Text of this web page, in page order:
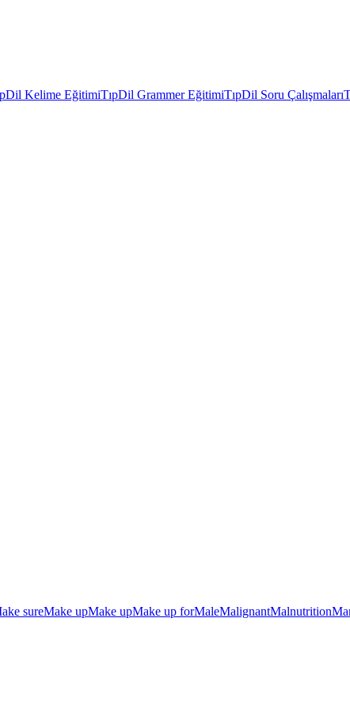
Kelime EğitimiTıpDil Grammer EğitimiTıpDil Soru Çalışmaları
sureMake upMake upMake up forMaleMalignantMalnutrition